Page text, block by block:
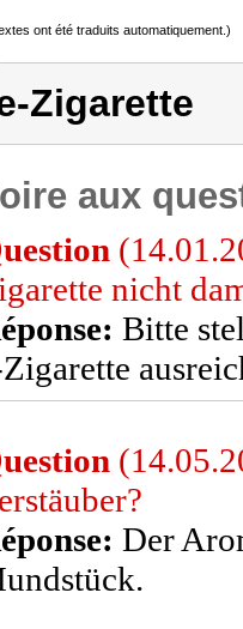
ont été traduits automatiquement.)
Zigarette
aux
nicht
Bitte
Der